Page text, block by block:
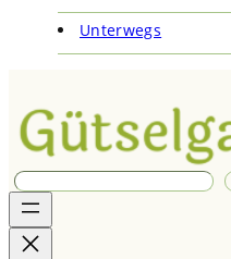
Unterwegs
S
u
c
h